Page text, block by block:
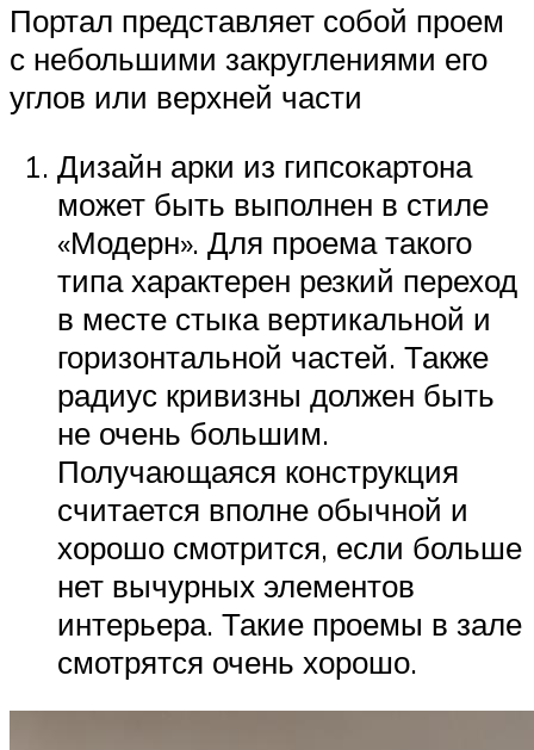
Портал представляет собой проем
с небольшими закруглениями его
углов или верхней части
Дизайн арки из гипсокартона
может быть выполнен в стиле
«Модерн». Для проема такого
типа характерен резкий переход
в месте стыка вертикальной и
горизонтальной частей. Также
радиус кривизны должен быть
не очень большим.
Получающаяся конструкция
считается вполне обычной и
хорошо смотрится, если больше
нет вычурных элементов
интерьера. Такие проемы в зале
смотрятся очень хорошо.